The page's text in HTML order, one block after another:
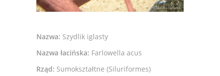
Nazwa: Szydlik iglasty
Nazwa łacińska: Farlowella acus
Rząd: Sumokształtne (Siluriformes)